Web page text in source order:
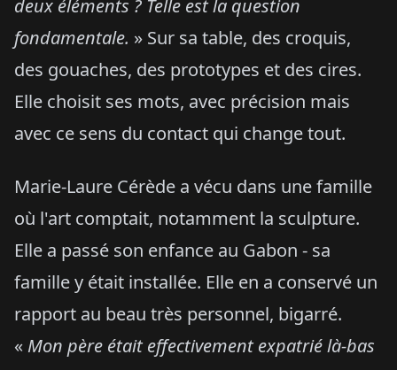
deux éléments ? Telle est la question
fondamentale. » Sur sa table, des croquis,
des gouaches, des prototypes et des cires.
Elle choisit ses mots, avec précision mais
avec ce sens du contact qui change tout.
Marie-Laure Cérède a vécu dans une famille
où l'art comptait, notamment la sculpture.
Elle a passé son enfance au Gabon - sa
famille y était installée. Elle en a conservé un
rapport au beau très personnel, bigarré.
« Mon père était effectivement expatrié là-bas